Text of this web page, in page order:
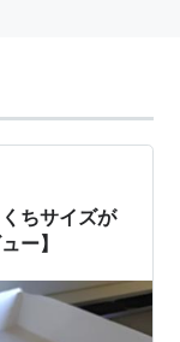
ちサイズが
ー】